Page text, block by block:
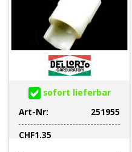
sofort lieferbar
Art-Nr:
251955
CHF1.35